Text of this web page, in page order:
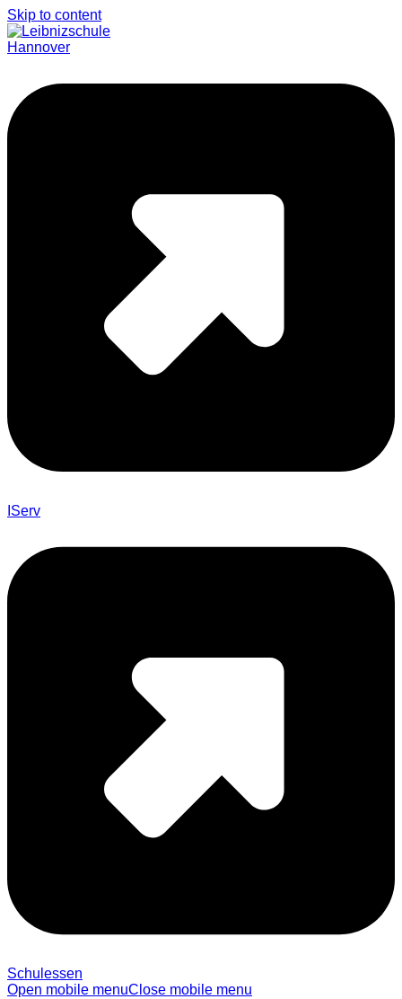
Skip to content
IServ
Schulessen
Open mobile menuClose mobile menu